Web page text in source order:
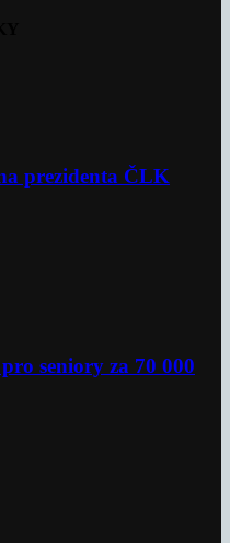
prezidenta ČLK
seniory za 70 000